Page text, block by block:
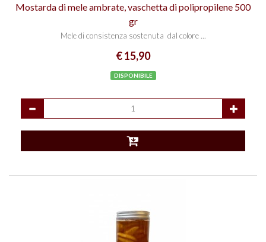
Mostarda di mele ambrate, vaschetta di polipropilene 500
gr
Mele di consistenza sostenuta dal colore ...
€ 15,90
DISPONIBILE